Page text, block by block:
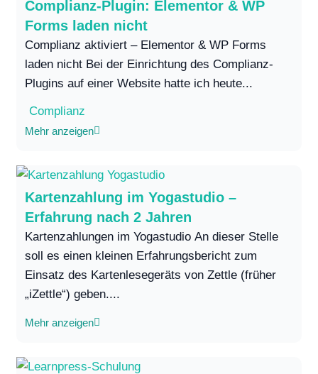
Complianz-Plugin: Elementor & WP
Forms laden nicht
Complianz aktiviert – Elementor & WP Forms
laden nicht Bei der Einrichtung des Complianz-
Plugins auf einer Website hatte ich heute...
Complianz
Mehr anzeigen
Kartenzahlung im Yogastudio –
Erfahrung nach 2 Jahren
Kartenzahlungen im Yogastudio An dieser Stelle
soll es einen kleinen Erfahrungsbericht zum
Einsatz des Kartenlesegeräts von Zettle (früher
„iZettle“) geben....
Mehr anzeigen